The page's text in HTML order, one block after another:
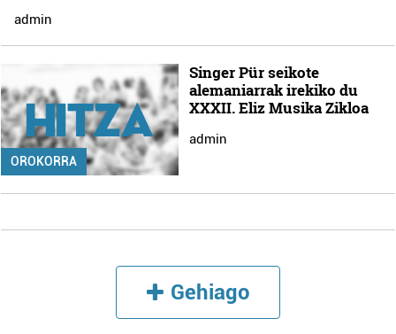
admin
OROKORRA
Singer Pür seikote
alemaniarrak irekiko du
XXXII. Eliz Musika Zikloa
admin
Gehiago